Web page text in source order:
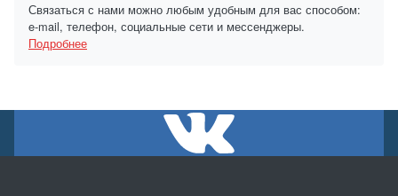
Связаться с нами можно любым удобным для вас способом:
e-mail, телефон, социальные сети и мессенджеры.
Подробнее